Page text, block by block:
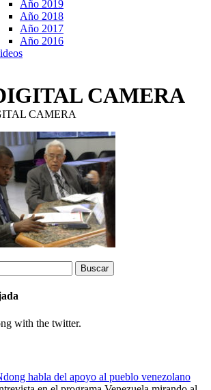
Año 2019
Año 2018
Año 2017
Año 2016
CAMERA
CAMERA
with the twitter.
habla del apoyo al pueblo venezolano